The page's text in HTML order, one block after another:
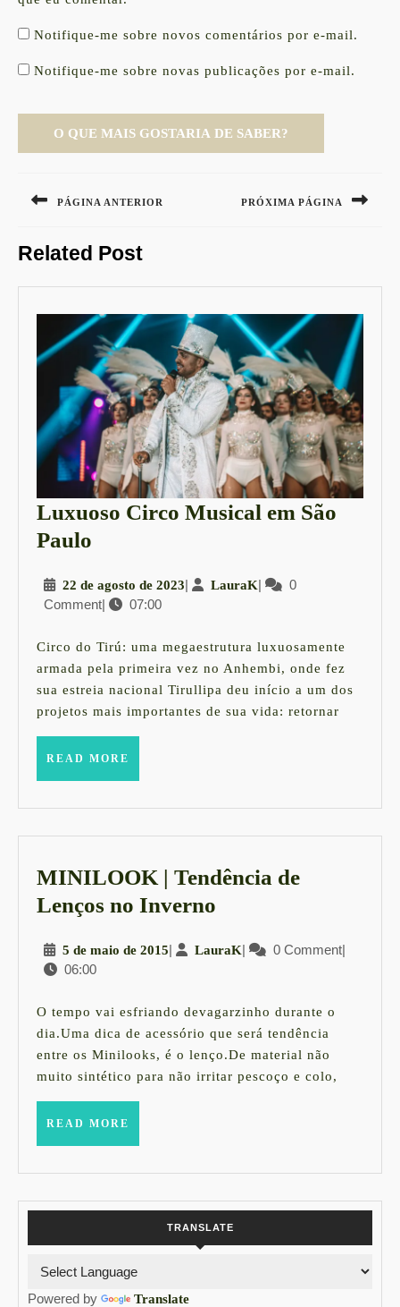
Notifique-me sobre novos comentários por e-mail.
Notifique-me sobre novas publicações por e-mail.
de
PÁGINA ANTERIOR
post:
PRÓXIMA PÁGINA
Related Post
Luxuoso Circo Musical em São
Paulo
Musical
em
São
Paulo
22 de agosto de 202322
de
| LauraKLauraK
|
0
Comment| 07:00
Circo do Tirú: uma megaestrutura luxuosamente
armada pela primeira vez no Anhembi, onde fez
sua estreia nacional Tirullipa deu início a um dos
projetos mais importantes de sua vida: retornar
READ MORE
MINILOOK | Tendência de
Lenços no Inverno
Tendência
Lenços
no
Inverno
5 de maio de 20155
de
2015
| LauraKLauraK
| 0 Comment|
06:00
O tempo vai esfriando devagarzinho durante o
dia.Uma dica de acessório que será tendência
entre os Minilooks, é o lenço.De material não
muito sintético para não irritar pescoço e colo,
READ MORE
TRANSLATE
Powered by Translate